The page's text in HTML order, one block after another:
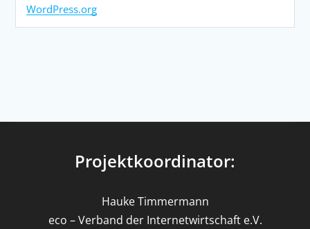
WordPress.org
Projektkoordinator:
Hauke Timmermann
eco – Verband der Internetwirtschaft e.V.